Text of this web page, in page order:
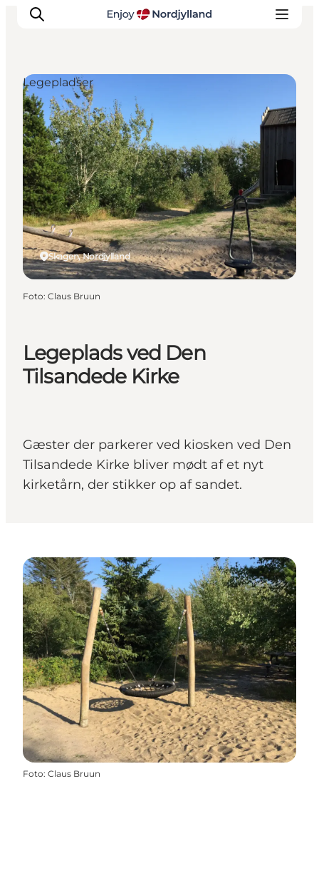
Oplevelser og aktiviteter
Planlæg din tur
Byer og steder
Guides
Det sker
For børn
Legeplads ved Den
Tilsandede Kirke
Gæster der parkerer ved kiosken ved Den
Tilsandede Kirke bliver mødt af et nyt
kirketårn, der stikker op af sandet.
Skagen, Nordjylland
Legepladser
Foto: Claus Bruun
Foto: Claus Bruun